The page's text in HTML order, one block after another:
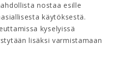
nostaa esille
käytöksestä.
kyselyissä
lisäksi varmistamaan